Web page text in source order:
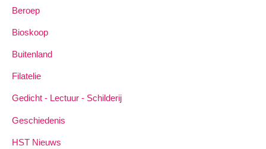
Beroep
Bioskoop
Buitenland
Filatelie
Gedicht - Lectuur - Schilderij
Geschiedenis
HST Nieuws